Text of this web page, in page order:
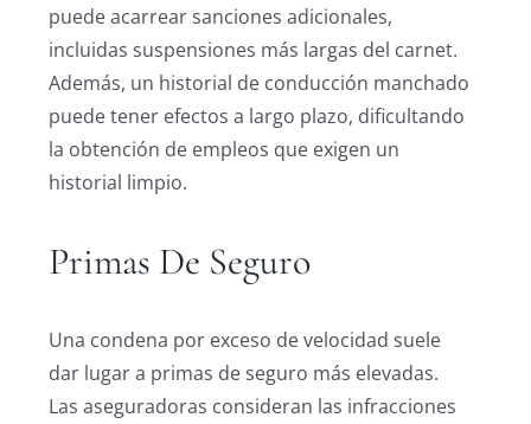
puede acarrear sanciones adicionales,
incluidas suspensiones más largas del carnet.
Además, un historial de conducción manchado
puede tener efectos a largo plazo, dificultando
la obtención de empleos que exigen un
historial limpio.
Primas De Seguro
Una condena por exceso de velocidad suele
dar lugar a primas de seguro más elevadas.
Las aseguradoras consideran las infracciones